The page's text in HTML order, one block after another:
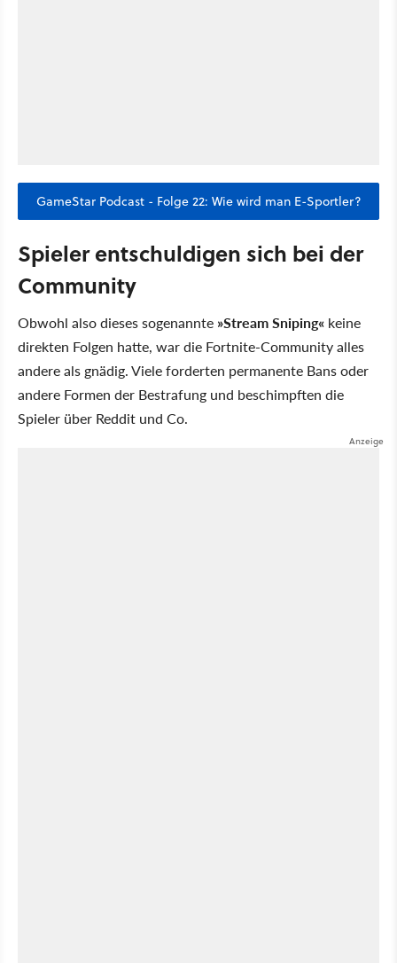
GameStar Podcast - Folge 22: Wie wird man E-Sportler?
Spieler entschuldigen sich bei der
Community
Obwohl also dieses sogenannte »Stream Sniping« keine
direkten Folgen hatte, war die Fortnite-Community alles
andere als gnädig. Viele forderten permanente Bans oder
andere Formen der Bestrafung und beschimpften die
Spieler über Reddit und Co.